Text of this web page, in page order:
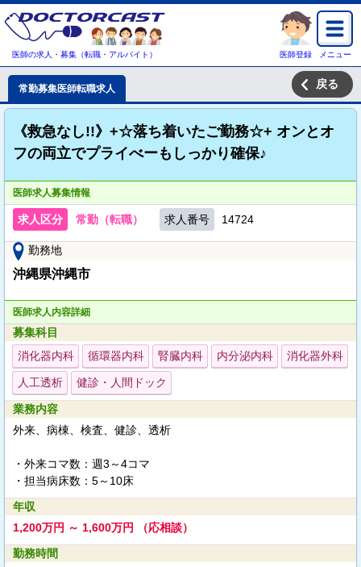
医師の求人・募集（転職・アルバイト） 医師登録 メニュー
常勤募集医師転職求人 戻る
《救急なし!!》+☆落ち着いたご勤務☆+ オンとオ
フの両立でプライべーもしっかり確保♪
医師求人募集情報
求人区分 常勤（転職） 求人番号 14724
勤務地
沖縄県沖縄市
医師求人内容詳細
募集科目
消化器内科
循環器内科 腎臓内科 内分泌内科 消化器外科
人工透析 健診・人間ドック
業務内容
外来、病棟、検査、健診、透析
・外来コマ数：週3～4コマ
・担当病床数：5～10床
年収
1,200万円 ～ 1,600万円 （応相談）
勤務時間